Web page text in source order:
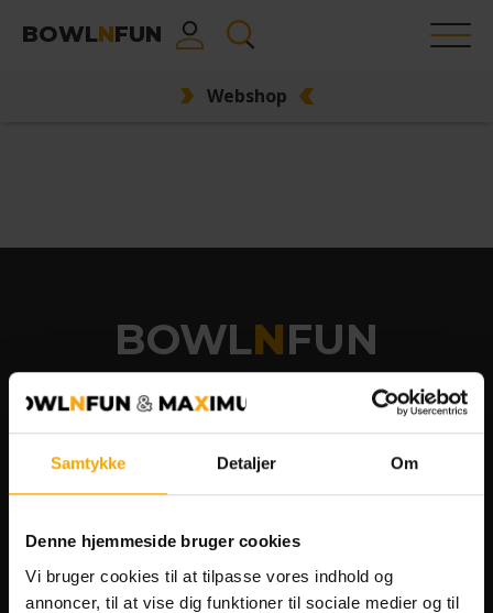
Samtykke Detaljer Om
Denne hjemmeside bruger cookies
Vi bruger cookies til at tilpasse vores indhold og
annoncer, til at vise dig funktioner til sociale medier og til
BOWLNFUN
Webshop
BOWLNFUN
Telefon97 91 17 77
Kirkegårdsvej 6, 7700 Thisted